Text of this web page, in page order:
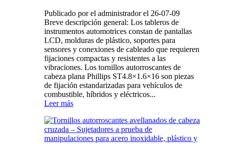
Publicado por el administrador el 26-07-09
Breve descripción general: Los tableros de
instrumentos automotrices constan de pantallas
LCD, molduras de plástico, soportes para
sensores y conexiones de cableado que requieren
fijaciones compactas y resistentes a las
vibraciones. Los tornillos autorroscantes de
cabeza plana Phillips ST4.8×1.6×16 son piezas
de fijación estandarizadas para vehículos de
combustible, híbridos y eléctricos...
Leer más